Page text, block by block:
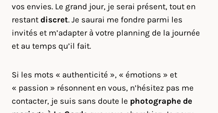
vos envies. Le grand jour, je serai présent, tout en
restant discret. Je saurai me fondre parmi les
invités et m’adapter à votre planning de la journée
et au temps qu’il fait.
Si les mots « authenticité », « émotions » et
« passion » résonnent en vous, n’hésitez pas me
contacter, je suis sans doute le photographe de